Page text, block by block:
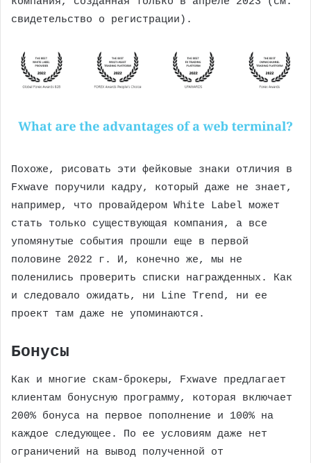
свидетельство о регистрации).
Похоже, рисовать эти фейковые знаки отличия в
Fxwave поручили кадру, который даже не знает,
например, что провайдером White Label может
стать только существующая компания, а все
упомянутые события прошли еще в первой
половине 2022 г. И, конечно же, мы не
поленились проверить списки награжденных. Как
и следовало ожидать, ни Line Trend, ни ее
проект там даже не упоминаются.
Бонусы
Как и многие скам-брокеры, Fxwave предлагает
клиентам бонусную программу, которая включает
200% бонуса на первое пополнение и 100% на
каждое следующее. По ее условиям даже нет
ограничений на вывод полученной от